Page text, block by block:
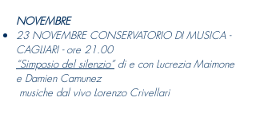
NOVEMBRE
23 NOVEMBRE CONSERVATORIO DI MUSICA -
CAGLIARI - ore 21.00
“Simposio del silenzio” di e con Lucrezia Maimone
e Damien Camunez
musiche dal vivo Lorenzo Crivellari